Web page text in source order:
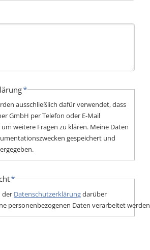
*
ausschließlich dafür verwendet, dass
GmbH per Telefon oder E-Mail
weitere Fragen zu klären. Meine Daten
gespeichert und
*
der Datenschutzerklärungdarüber
personenbezogenen Daten verarbeitet